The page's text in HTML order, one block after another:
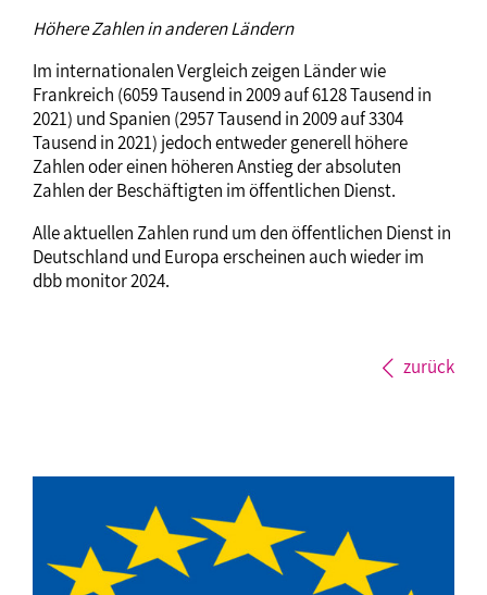
Höhere Zahlen in anderen Ländern
Im internationalen Vergleich zeigen Länder wie
Frankreich (6059 Tausend in 2009 auf 6128 Tausend in
2021) und Spanien (2957 Tausend in 2009 auf 3304
Tausend in 2021) jedoch entweder generell höhere
Zahlen oder einen höheren Anstieg der absoluten
Zahlen der Beschäftigten im öffentlichen Dienst.
Alle aktuellen Zahlen rund um den öffentlichen Dienst in
Deutschland und Europa erscheinen auch wieder im
dbb monitor 2024.
zurück